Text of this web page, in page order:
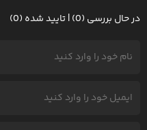
در حال بررسی (0) | تایید شده (0)